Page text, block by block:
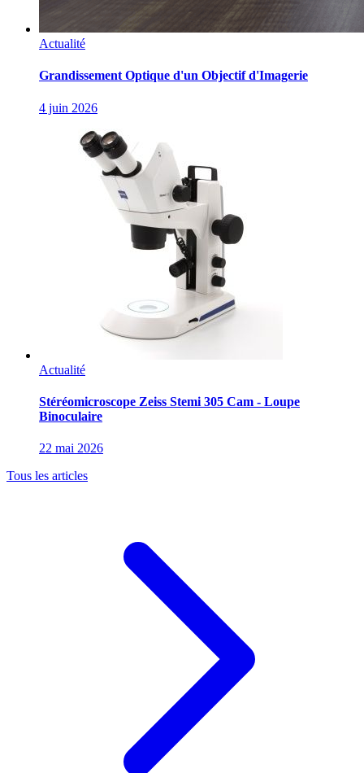
Actualité
Grandissement Optique d'un Objectif d'Imagerie
4 juin 2026
Actualité
Stéréomicroscope Zeiss Stemi 305 Cam - Loupe
Binoculaire
22 mai 2026
Tous les articles